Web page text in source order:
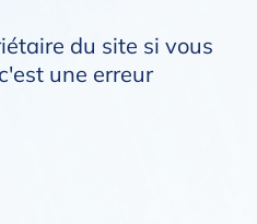
du site si vous
une erreur